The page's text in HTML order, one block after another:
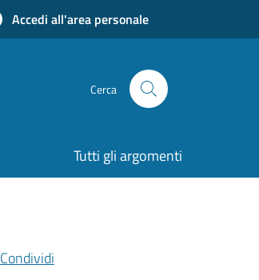
Accedi all'area personale
Cerca
Tutti gli argomenti
Condividi